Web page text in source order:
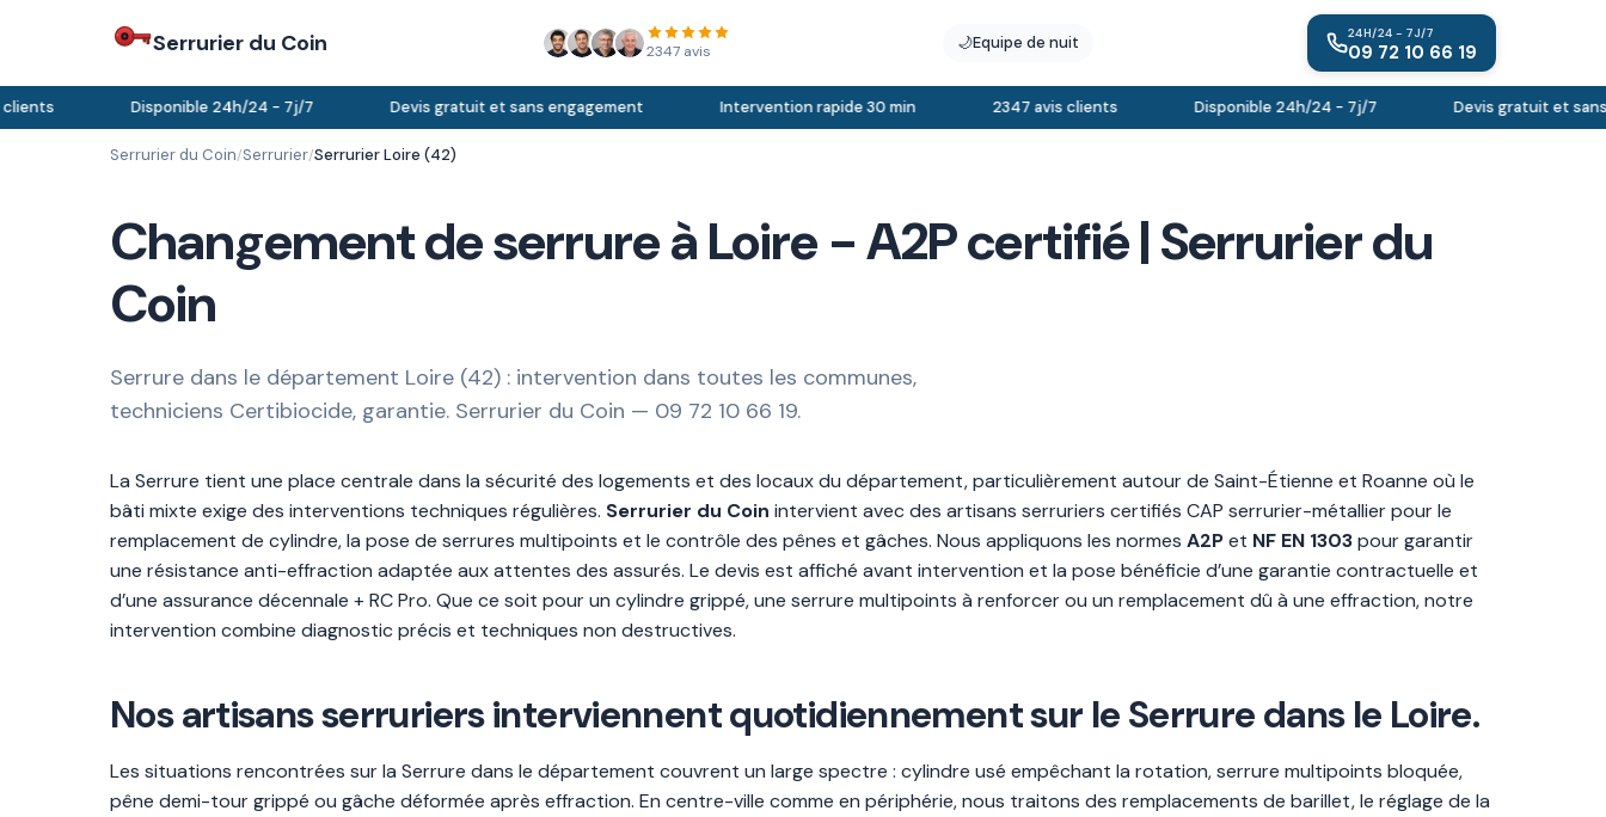
Serrurier du Coin 2347 avis 🌙Equipe de nuit 24H/24 - 7J/7
09 72 10 66 19
Disponible 24h/24 - 7j/7 Devis gratuit et sans engagement Intervention rapide 30 min 2347 avis clients Disponible 24h/24 - 7j/7 Devis gratuit et sans
Serrurier du Coin/Serrurier/Serrurier Loire (42)
Changement de serrure à Loire - A2P certifié | Serrurier du
Coin
Serrure dans le département Loire (42) : intervention dans toutes les communes,
techniciens Certibiocide, garantie. Serrurier du Coin — 09 72 10 66 19.
La Serrure tient une place centrale dans la sécurité des logements et des locaux du département, particulièrement autour de Saint-Étienne et Roanne où le
bâti mixte exige des interventions techniques régulières. Serrurier du Coin intervient avec des artisans serruriers certifiés CAP serrurier-métallier pour le
remplacement de cylindre, la pose de serrures multipoints et le contrôle des pênes et gâches. Nous appliquons les normes A2Pet NF EN 1303pour garantir
une résistance anti-effraction adaptée aux attentes des assurés. Le devis est affiché avant intervention et la pose bénéficie d’une garantie contractuelle et
d’une assurance décennale + RC Pro. Que ce soit pour un cylindre grippé, une serrure multipoints à renforcer ou un remplacement dû à une effraction, notre
intervention combine diagnostic précis et techniques non destructives.
Nos artisans serruriers interviennent quotidiennement sur le Serrure dans le Loire.
Les situations rencontrées sur la Serrure dans le département couvrent un large spectre : cylindre usé empêchant la rotation, serrure multipoints bloquée,
pêne demi-tour grippé ou gâche déformée après effraction. En centre-ville comme en périphérie, nous traitons des remplacements de barillet, le réglage de la